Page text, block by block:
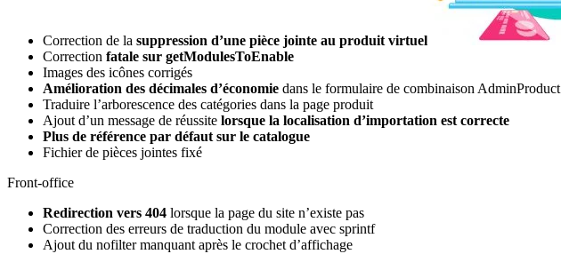
Correction de la suppression d’une pièce jointe au produit virtuel
Correction fatale sur getModulesToEnable
Images des icônes corrigés
Amélioration des décimales d’économie dans le formulaire de combinaison AdminProduct
Traduire l’arborescence des catégories dans la page produit
Ajout d’un message de réussite lorsque la localisation d’importation est correcte
Plus de référence par défaut sur le catalogue
Fichier de pièces jointes fixé
Front-office
Redirection vers 404 lorsque la page du site n’existe pas
Correction des erreurs de traduction du module avec sprintf
Ajout du nofilter manquant après le crochet d’affichage